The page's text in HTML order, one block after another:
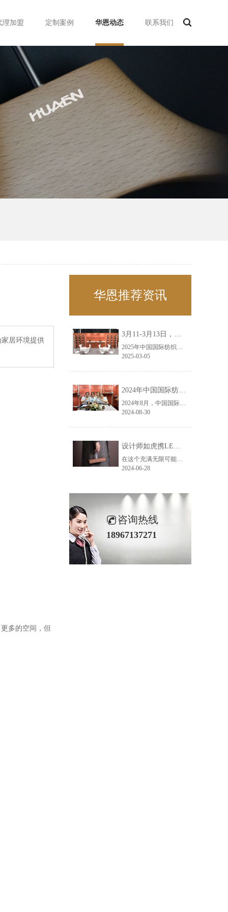
理加盟 定制案例 华恩动态 联系我们
居环境提供
多的空间，但
华恩推荐资讯
3月11-3月13日，华恩诚邀您共赴上海面辅料春夏展——华恩
2025年中国国际纺织面料及辅料（春夏）博览会即将盛大开启！感谢您对华恩品牌的关注！3.11-3.13，杭州华恩（LEMONLEE）诚邀您共赴这场春日的宴会！
2025-03-05
2024年中国国际纺织面料及辅料（秋冬）博览会完美收官！——华恩
2024年8月，中国国际纺织面料及辅料（秋冬）博览会完美收官！作为一家拥有30年历史的专业衣架制造商，我们非常荣幸能够参与这一盛会，并在此期间与众多客户进行了广泛而深入的交流。
2024-08-30
设计师如虎携LEMONLEE红雪松礼盒荣获第六届未来·已来香港新锐当代设计奖铜奖
在这个充满无限可能的2024年夏季，LEMONLEE品牌设计师如虎以其非凡的创意与对自然的深刻理解，精心打造的红雪松木球礼盒，在“2024未来·已来——第六届香港新锐当代设计奖”中摘得铜奖。这不仅是对设计师如虎原创设计能力的嘉奖，更是对LEMONLEE品牌的高度认可。
2024-06-28
咨询热线
18967137271